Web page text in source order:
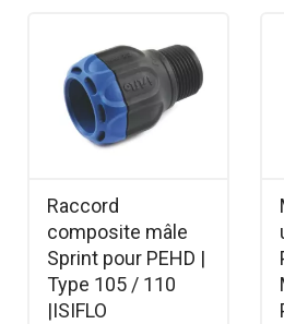
Raccord
composite mâle
Sprint pour PEHD |
Type 105 / 110
|ISIFLO